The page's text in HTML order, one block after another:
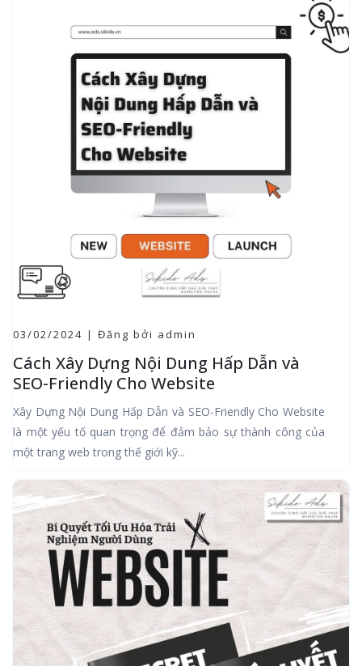
03/02/2024 | Đăng bởi admin
Cách Xây Dựng Nội Dung Hấp Dẫn và
SEO-Friendly Cho Website
Xây Dựng Nội Dung Hấp Dẫn và SEO-Friendly Cho Website
là một yếu tố quan trọng để đảm bảo sự thành công của
một trang web trong thế giới kỹ...